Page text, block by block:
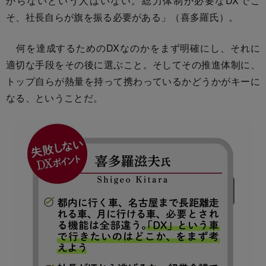
そ、社長自らが旗を振る必要がある」（喜多羅氏）。
何を達成するためのDXなのかをまず明確にし、それに
適切な手段をその後に選ぶこと。そしてその推進体制に、
トップ自らが熱量を持って携わっているかどうかがキーに
なる、ということだ。